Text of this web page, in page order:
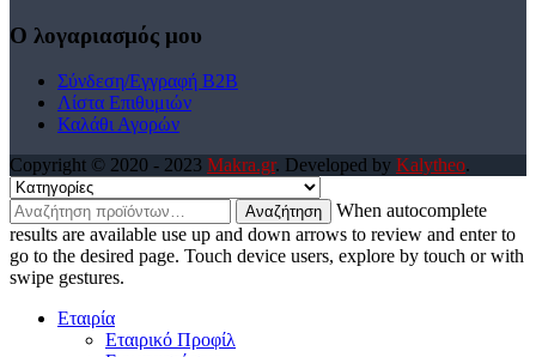
Ο λογαριασμός μου
Σύνδεση/Εγγραφή Β2Β
Λίστα Επιθυμιών
Καλάθι Αγορών
Copyright © 2020 - 2023 Makra.gr. Developed by Kalytheo.
When autocomplete
results are available use up and down arrows to review and enter to
go to the desired page. Touch device users, explore by touch or with
swipe gestures.
Εταιρία
Εταιρικό Προφίλ